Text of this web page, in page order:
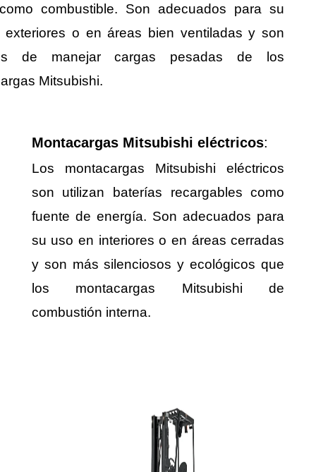
combustible. Son adecuados para su
exteriores o en áreas bien ventiladas y son
de manejar cargas pesadas de los
Mitsubishi.
Montacargas Mitsubishi eléctricos:
Los montacargas Mitsubishi eléctricos
son utilizan baterías recargables como
fuente de energía. Son adecuados para
su uso en interiores o en áreas cerradas
y son más silenciosos y ecológicos que
los montacargas Mitsubishi de
combustión interna.